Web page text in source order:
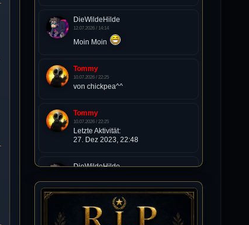
DieWildeHilde
12.07.2026 / 14:14
Moin Moin
Tommy
10.07.2026 / 22:25
von chickpea^^
Tommy
10.07.2026 / 22:25
Letzte Aktivität:
27. Dez 2023, 22:48
DieWildeHilde
Happy Birthday Chickpea
DieWildeHilde